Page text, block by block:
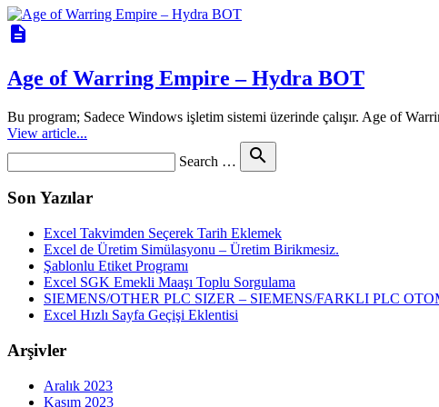
description
Age of Warring Empire – Hydra BOT
Bu program; Sadece Windows işletim sistemi üzerinde çalışır. Age of
View article...
Search … search
Son Yazılar
Excel Takvimden Seçerek Tarih Eklemek
Excel de Üretim Simülasyonu – Üretim Birikmesiz.
Şablonlu Etiket Programı
Excel SGK Emekli Maaşı Toplu Sorgulama
SIEMENS/OTHER PLC SIZER – SIEMENS/FARKLI PLC
Excel Hızlı Sayfa Geçişi Eklentisi
Arşivler
Aralık 2023
Kasım 2023